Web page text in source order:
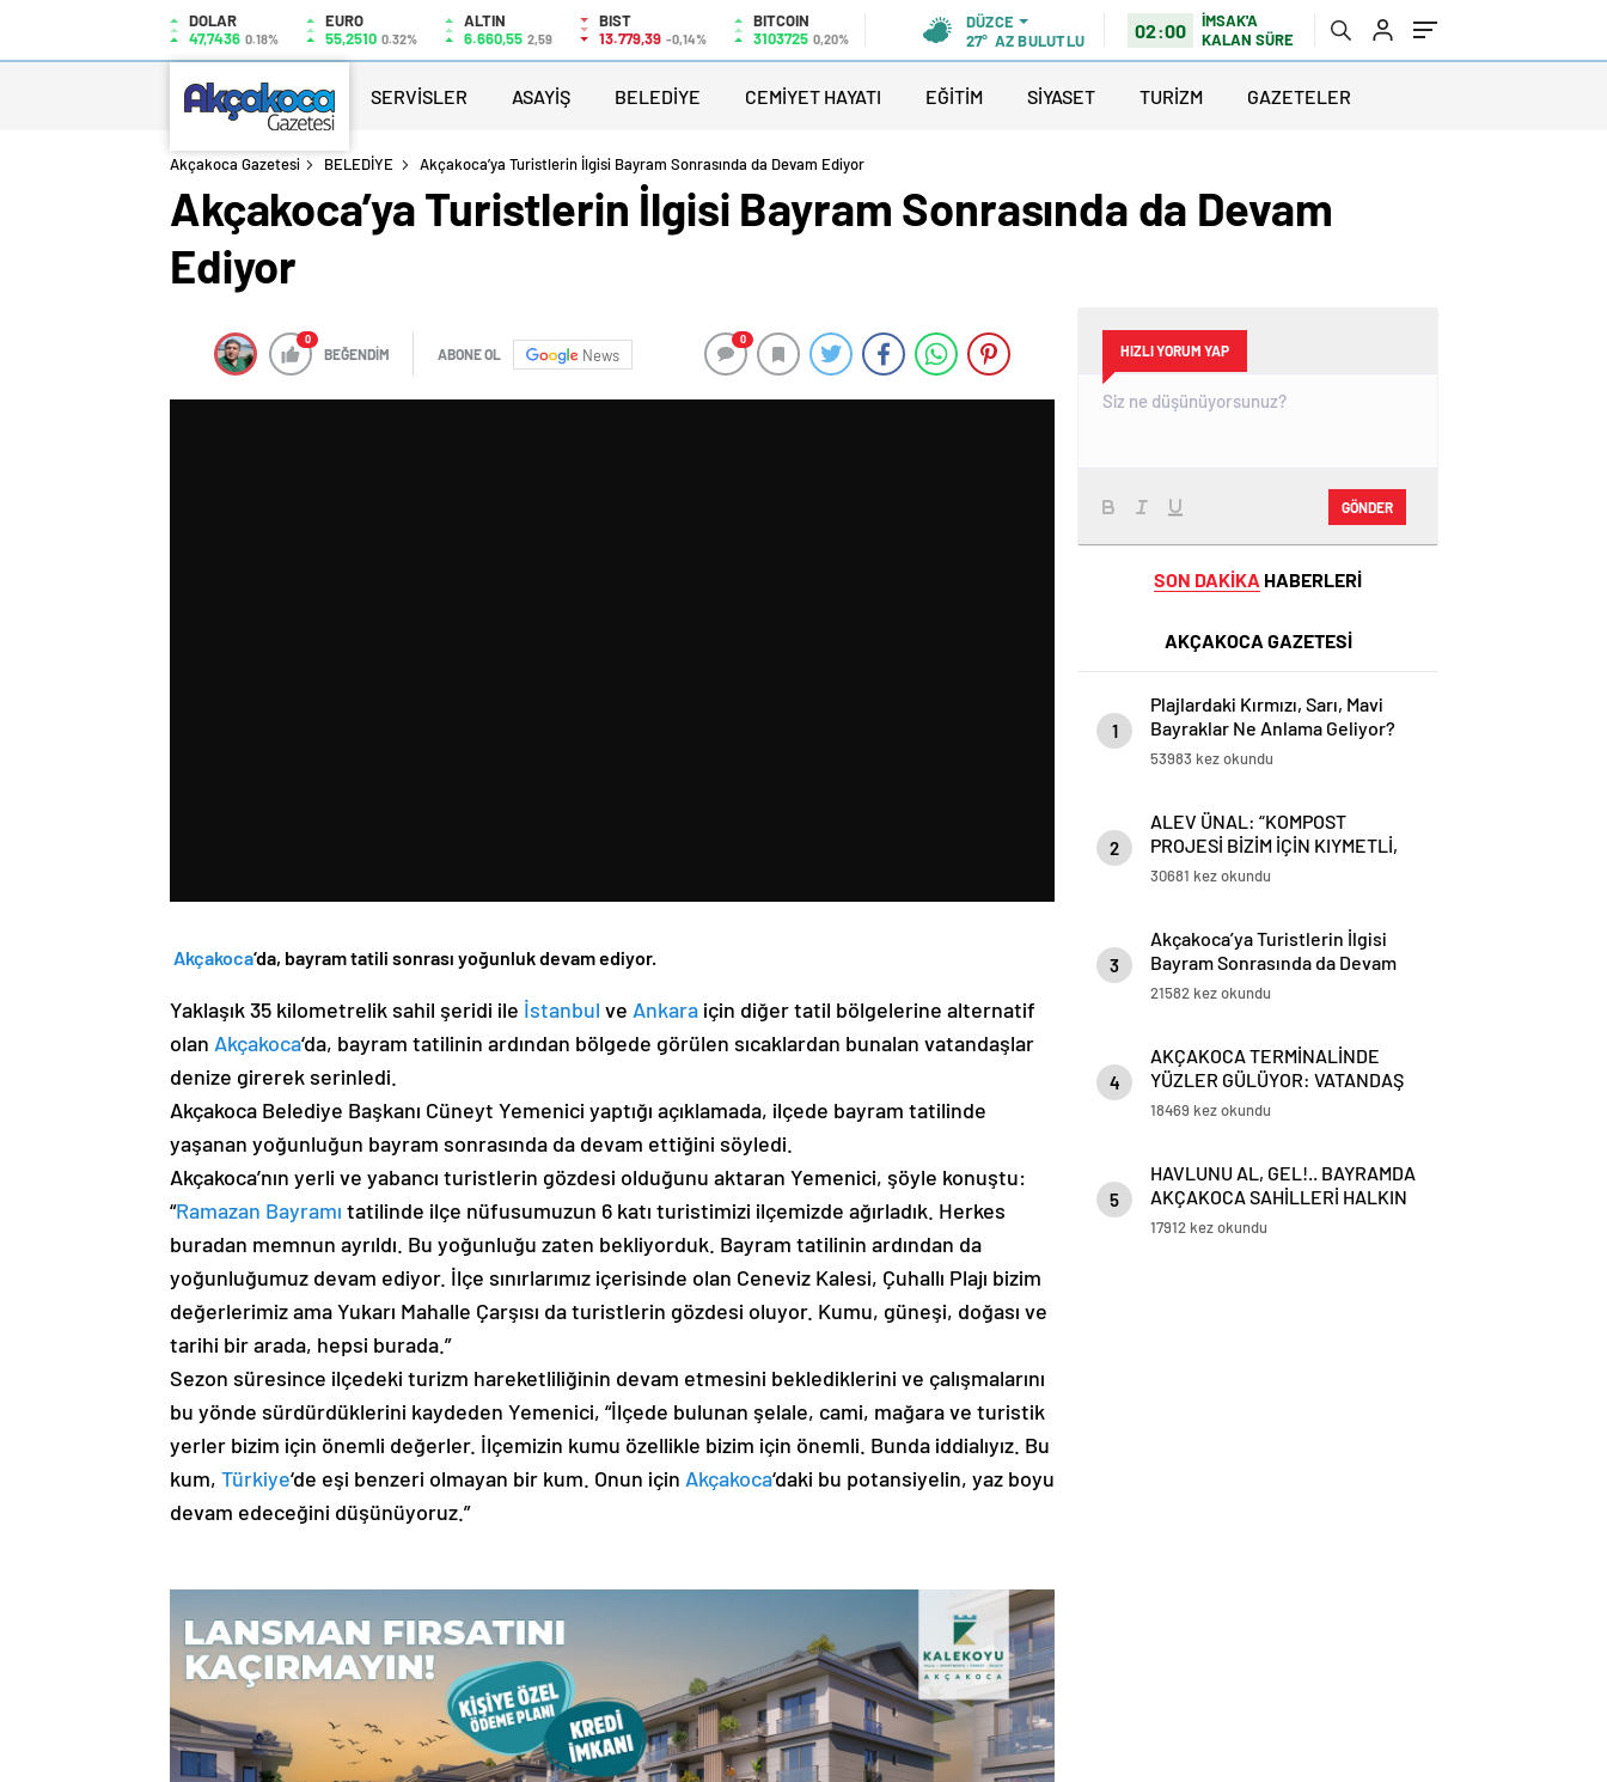
DOLAR
47,7436 0.18%
EURO
55,2510 0.32%
ALTIN
6.660,55 2,59
BIST
13.779,39 -0,14%
BITCOIN
3103725 0,20%
DÜZCE
27° AZ BULUTLU 02:00
İMSAK'A
KALAN SÜRE
SERVİSLER ASAYİŞ BELEDİYE CEMİYET HAYATI EĞİTİM SİYASET TURİZM GAZETELER
Akçakoca Gazetesi BELEDİYE Akçakoca’ya Turistlerin İlgisi Bayram Sonrasında da Devam Ediyor
Akçakoca’ya Turistlerin İlgisi Bayram Sonrasında da Devam
Ediyor
0
BEĞENDİM ABONE OL News
0
Akçakoca‘da, bayram tatili sonrası yoğunluk devam ediyor.
Yaklaşık 35 kilometrelik sahil şeridi ile İstanbul ve Ankara için diğer tatil bölgelerine alternatif
olan Akçakoca‘da, bayram tatilinin ardından bölgede görülen sıcaklardan bunalan vatandaşlar
denize girerek serinledi.
Akçakoca Belediye Başkanı Cüneyt Yemenici yaptığı açıklamada, ilçede bayram tatilinde
yaşanan yoğunluğun bayram sonrasında da devam ettiğini söyledi.
Akçakoca’nın yerli ve yabancı turistlerin gözdesi olduğunu aktaran Yemenici, şöyle konuştu:
“Ramazan Bayramı tatilinde ilçe nüfusumuzun 6 katı turistimizi ilçemizde ağırladık. Herkes
buradan memnun ayrıldı. Bu yoğunluğu zaten bekliyorduk. Bayram tatilinin ardından da
yoğunluğumuz devam ediyor. İlçe sınırlarımız içerisinde olan Ceneviz Kalesi, Çuhallı Plajı bizim
değerlerimiz ama Yukarı Mahalle Çarşısı da turistlerin gözdesi oluyor. Kumu, güneşi, doğası ve
tarihi bir arada, hepsi burada.”
Sezon süresince ilçedeki turizm hareketliliğinin devam etmesini beklediklerini ve çalışmalarını
bu yönde sürdürdüklerini kaydeden Yemenici, “İlçede bulunan şelale, cami, mağara ve turistik
yerler bizim için önemli değerler. İlçemizin kumu özellikle bizim için önemli. Bunda iddialıyız. Bu
kum, Türkiye‘de eşi benzeri olmayan bir kum. Onun için Akçakoca‘daki bu potansiyelin, yaz boyu
devam edeceğini düşünüyoruz.”
HIZLI YORUM YAP
GÖNDER
SON DAKİKA HABERLERİ
AKÇAKOCA GAZETESİ
1
Plajlardaki Kırmızı, Sarı, Mavi
Bayraklar Ne Anlama Geliyor?
53983 kez okundu
2
ALEV ÜNAL: “KOMPOST
PROJESİ BİZİM İÇİN KIYMETLİ,
ÜRETİME GEÇECEĞİZ”
30681 kez okundu
3
Akçakoca’ya Turistlerin İlgisi
Bayram Sonrasında da Devam
Ediyor
21582 kez okundu
4
AKÇAKOCA TERMİNALİNDE
YÜZLER GÜLÜYOR: VATANDAŞ
VE ESNAFTAN ‘DEĞİŞİME’ TAM
18469 kez okundu
5
HAVLUNU AL, GEL!.. BAYRAMDA
AKÇAKOCA SAHİLLERİ HALKIN
HİZMETİNDE
17912 kez okundu